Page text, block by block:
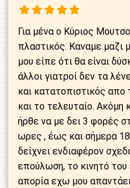
Για μένα ο Κύριος
πλαστικός. Καναμε μαζι
μου είπε ότι θα είναι
άλλοι γιατροί δεν τα
και κατατοπιστικός
και το τελευταίο. Ακόμη
ήρθε να με δει 3 φορές
ωρες , έως και σήμερα
δείχνει ενδιαφέρον
επούλωση, το κινητό του
απορία εχω μου